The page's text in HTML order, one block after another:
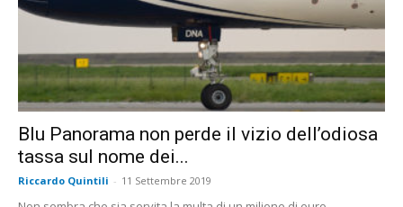
Blu Panorama non perde il vizio dell’odiosa
tassa sul nome dei...
Riccardo Quintili - 11 Settembre 2019